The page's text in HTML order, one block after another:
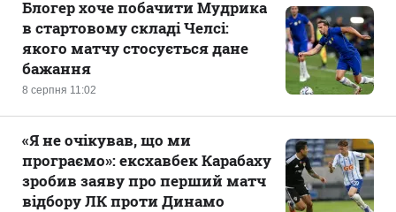
8 серпня 11:02
Блогер хоче побачити Мудрика
в стартовому складі Челсі:
якого матчу стосується дане
бажання
«Я не очікував, що ми
програємо»: ексхавбек Карабаху
зробив заяву про перший матч
відбору ЛК проти Динамо